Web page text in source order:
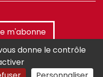
m'abonne
donne le contrôle